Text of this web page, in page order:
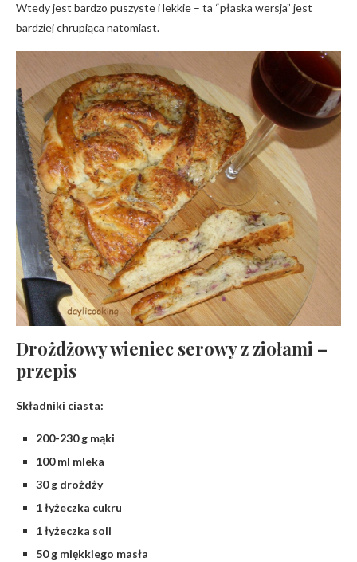
Wtedy jest bardzo puszyste i lekkie – ta “płaska wersja” jest
bardziej chrupiąca natomiast.
Drożdżowy wieniec serowy z ziołami –
przepis
Składniki ciasta:
200-230 g mąki
100 ml mleka
30 g drożdży
1 łyżeczka cukru
1 łyżeczka soli
50 g miękkiego masła